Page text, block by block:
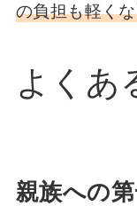
の負担も軽く
よくあ
親族への